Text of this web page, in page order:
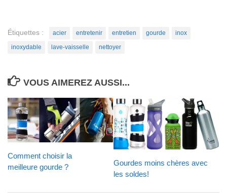
Étiquettes : acier entretenir entretien gourde
inox
inoxydable
lave-vaisselle nettoyer
VOUS AIMEREZ AUSSI...
Comment choisir la
meilleure gourde ?
Gourdes moins chères avec
les soldes!